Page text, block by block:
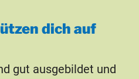
dich auf
gut ausgebildet und